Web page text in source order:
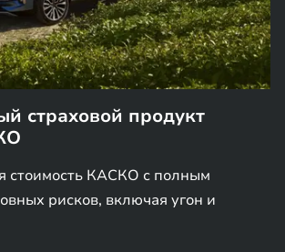
страховой продукт
стоимость КАСКО с полным
рисков, включая угон и